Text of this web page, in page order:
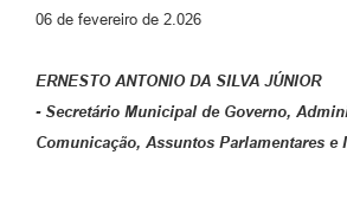
06 de fevereiro de 2.026
ERNESTO ANTONIO DA SILVA JÚNIOR
- Secretário Municipal de Governo,
Comunicação, Assuntos Parlamentares e